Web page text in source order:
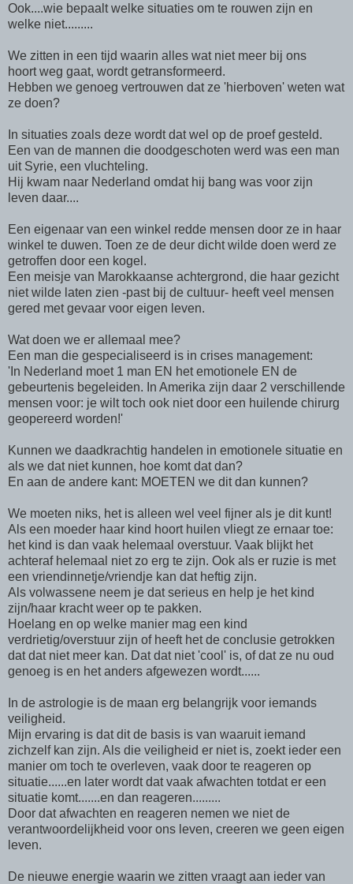
Ook....wie bepaalt welke situaties om te rouwen zijn en
welke niet.........
We zitten in een tijd waarin alles wat niet meer bij ons
hoort weg gaat, wordt getransformeerd.
Hebben we genoeg vertrouwen dat ze 'hierboven' weten wat
ze doen?
In situaties zoals deze wordt dat wel op de proef gesteld.
Een van de mannen die doodgeschoten werd was een man
uit Syrie, een vluchteling.
Hij kwam naar Nederland omdat hij bang was voor zijn
leven daar....
Een eigenaar van een winkel redde mensen door ze in haar
winkel te duwen. Toen ze de deur dicht wilde doen werd ze
getroffen door een kogel.
Een meisje van Marokkaanse achtergrond, die haar gezicht
niet wilde laten zien -past bij de cultuur- heeft veel mensen
gered met gevaar voor eigen leven.
Wat doen we er allemaal mee?
Een man die gespecialiseerd is in crises management:
'In Nederland moet 1 man EN het emotionele EN de
gebeurtenis begeleiden. In Amerika zijn daar 2 verschillende
mensen voor: je wilt toch ook niet door een huilende chirurg
geopereerd worden!'
Kunnen we daadkrachtig handelen in emotionele situatie en
als we dat niet kunnen, hoe komt dat dan?
En aan de andere kant: MOETEN we dit dan kunnen?
We moeten niks, het is alleen wel veel fijner als je dit kunt!
Als een moeder haar kind hoort huilen vliegt ze ernaar toe:
het kind is dan vaak helemaal overstuur. Vaak blijkt het
achteraf helemaal niet zo erg te zijn. Ook als er ruzie is met
een vriendinnetje/vriendje kan dat heftig zijn.
Als volwassene neem je dat serieus en help je het kind
zijn/haar kracht weer op te pakken.
Hoelang en op welke manier mag een kind
verdrietig/overstuur zijn of heeft het de conclusie getrokken
dat dat niet meer kan. Dat dat niet 'cool' is, of dat ze nu oud
genoeg is en het anders afgewezen wordt......
In de astrologie is de maan erg belangrijk voor iemands
veiligheid.
Mijn ervaring is dat dit de basis is van waaruit iemand
zichzelf kan zijn. Als die veiligheid er niet is, zoekt ieder een
manier om toch te overleven, vaak door te reageren op
situatie......en later wordt dat vaak afwachten totdat er een
situatie komt.......en dan reageren.........
Door dat afwachten en reageren nemen we niet de
verantwoordelijkheid voor ons leven, creeren we geen eigen
leven.
De nieuwe energie waarin we zitten vraagt aan ieder van